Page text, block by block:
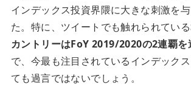
インデックス投資界隈に大きな刺激を
た。特に、ツイートでも触れられている
カントリーはFoY 2019/2020の2連覇を
で、今最も注目されているインデック
ても過言ではないでしょう。